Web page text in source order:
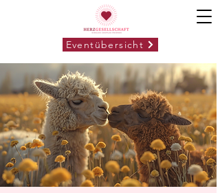
Eventübersicht